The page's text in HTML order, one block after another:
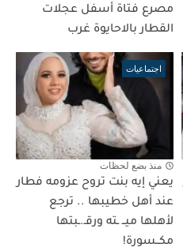
مصرع فتاة أسفل عجلات
القطار بالاحايوة غرب
اجتماعيات
منذ بضع لحظات
يعني إيه بنت تروح عزومه فطار
عند أهل خطيبها .. ترجع
لأهلها ميــ ـته ورقـ.ـبتها
مكــسورة!